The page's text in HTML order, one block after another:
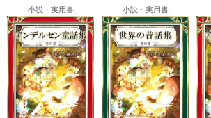
小説・実用書 小説・実用書